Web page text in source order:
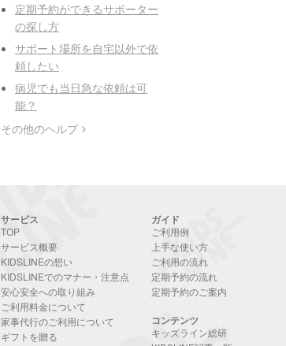
定期予約ができるサポーター
の探し方
サポート場所を自宅以外で依
頼したい
病児でも当日急な依頼は可
能？
その他のヘルプ
サービス
TOP
サービス概要
KIDSLINEの想い
KIDSLINEでのマナー・注意点
安心安全への取り組み
ご利用料金について
家事代行のご利用について
ギフトを贈る
ガイド
ご利用例
上手な使い方
ご利用の流れ
定期予約の流れ
定期予約のご案内
コンテンツ
キッズライン総研